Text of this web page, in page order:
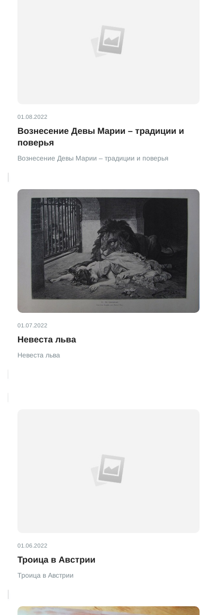
01.08.2022
Вознесение Девы Марии – традиции и
поверья
Вознесение Девы Марии – традиции и поверья
01.07.2022
Невеста льва
Невеста льва
01.06.2022
Троица в Австрии
Троица в Австрии